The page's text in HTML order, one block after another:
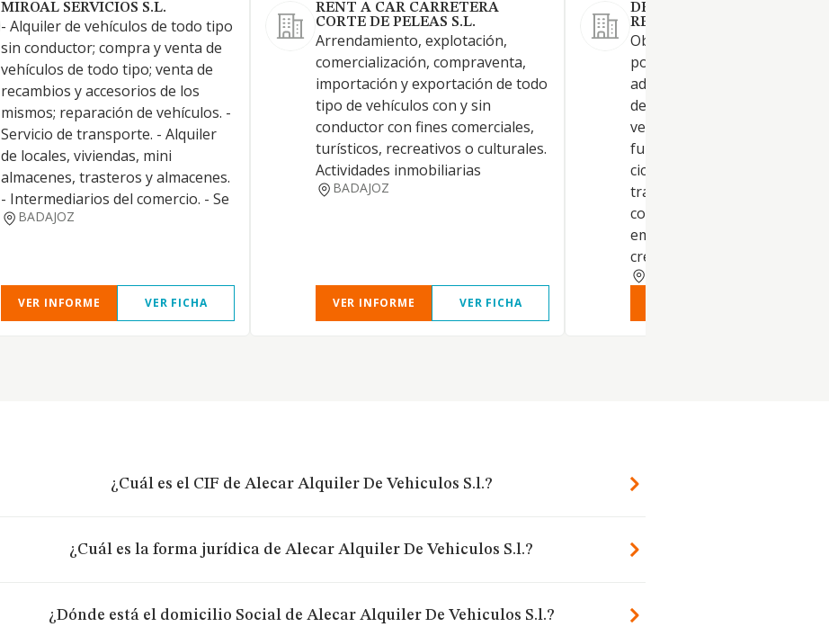
MIROAL SERVICIOS S.L.
- Alquiler de vehículos de todo tipo
sin conductor; compra y venta de
vehículos de todo tipo; venta de
recambios y accesorios de los
mismos; reparación de vehículos. -
Servicio de transporte. - Alquiler
de locales, viviendas, mini
almacenes, trasteros y almacenes.
- Intermediarios del comercio. - Se
BADAJOZ
VER INFORME VER FICHA
RENT A CAR CARRETERA
CORTE DE PELEAS S.L.
Arrendamiento, explotación,
comercialización, compraventa,
importación y exportación de todo
tipo de vehículos con y sin
conductor con fines comerciales,
turísticos, recreativos o culturales.
Actividades inmobiliarias
BADAJOZ
VER INFORME VER FICHA
DESTROYPAPER INTEGRAL
RESIDUOS S.L.
Objeto Social 1. La sociedad
por objeto: - La creación,
adquisición, reforma y
de negocios de alquiler de
vehículos a motor, turismos,
furgonetas, camiones,
ciclomotores, motocicletas y
tractores, sin conductor y con
conductor, así como
embarcaciones de recreo. -
creación, adq.
¿Cuál es el CIF de Alecar Alquiler De Vehiculos S.l.?
¿Cuál es la forma jurídica de Alecar Alquiler De Vehiculos S.l.?
¿Dónde está el domicilio Social de Alecar Alquiler De Vehiculos S.l.?